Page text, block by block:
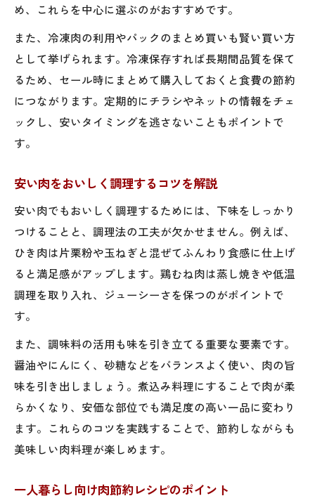
め、これらを中心に選ぶのがおすすめです。
また、冷凍肉の利用やパックのまとめ買いも賢い買い方
として挙げられます。冷凍保存すれば長期間品質を保て
るため、セール時にまとめて購入しておくと食費の節約
につながります。定期的にチラシやネットの情報をチェ
ックし、安いタイミングを逃さないこともポイントで
す。
安い肉をおいしく調理するコツを解説
安い肉でもおいしく調理するためには、下味をしっかり
つけることと、調理法の工夫が欠かせません。例えば、
ひき肉は片栗粉や玉ねぎと混ぜてふんわり食感に仕上げ
ると満足感がアップします。鶏むね肉は蒸し焼きや低温
調理を取り入れ、ジューシーさを保つのがポイントで
す。
また、調味料の活用も味を引き立てる重要な要素です。
醤油やにんにく、砂糖などをバランスよく使い、肉の旨
味を引き出しましょう。煮込み料理にすることで肉が柔
らかくなり、安価な部位でも満足度の高い一品に変わり
ます。これらのコツを実践することで、節約しながらも
美味しい肉料理が楽しめます。
一人暮らし向け肉節約レシピのポイント